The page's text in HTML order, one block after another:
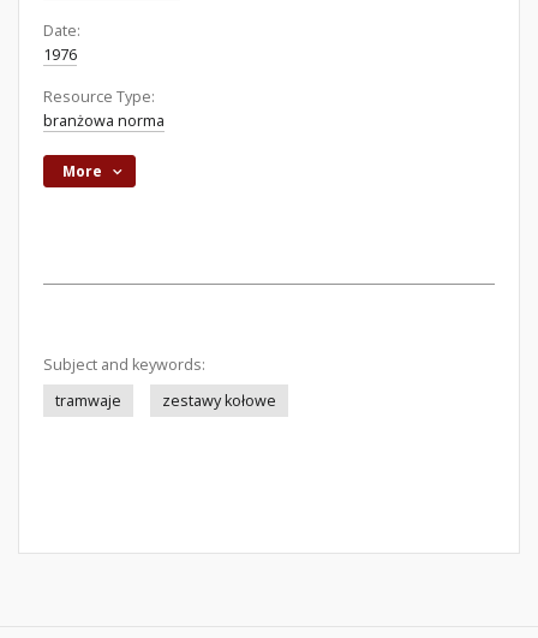
Date:
1976
Resource Type:
branżowa norma
More
Subject and keywords:
tramwaje
zestawy kołowe